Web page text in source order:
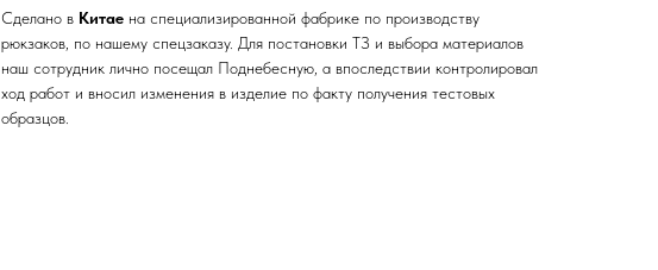
Сделано в Китае на специализированной фабрике по производству
рюкзаков, по нашему спецзаказу. Для постановки ТЗ и выбора материалов
наш сотрудник лично посещал Поднебесную, а впоследствии контролировал
ход работ и вносил изменения в изделие по факту получения тестовых
образцов.